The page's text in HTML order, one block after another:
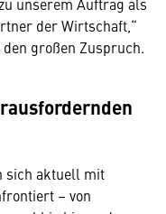
der Wirtschaft,“
großen Zuspruch.
sich aktuell mit
– von